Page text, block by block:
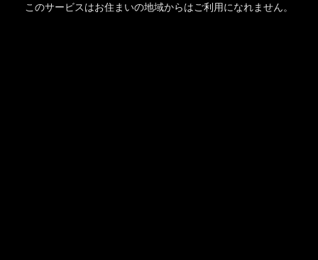
このサービスはお住まいの地域からはご利用になれません。